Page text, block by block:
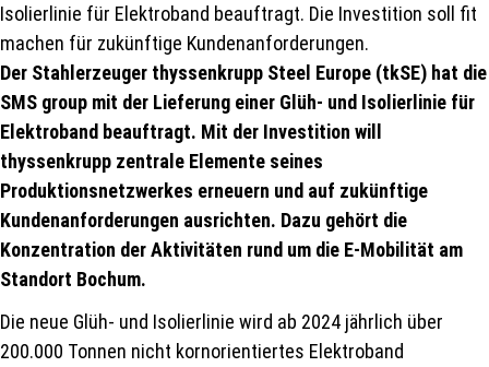
Isolierlinie für Elektroband beauftragt. Die Investition soll fit
machen für zukünftige Kundenanforderungen.
Der Stahlerzeuger thyssenkrupp Steel Europe (tkSE) hat die
SMS group mit der Lieferung einer Glüh- und Isolierlinie für
Elektroband beauftragt. Mit der Investition will
thyssenkrupp zentrale Elemente seines
Produktionsnetzwerkes erneuern und auf zukünftige
Kundenanforderungen ausrichten. Dazu gehört die
Konzentration der Aktivitäten rund um die E-Mobilität am
Standort Bochum.
Die neue Glüh- und Isolierlinie wird ab 2024 jährlich über
200.000 Tonnen nicht kornorientiertes Elektroband